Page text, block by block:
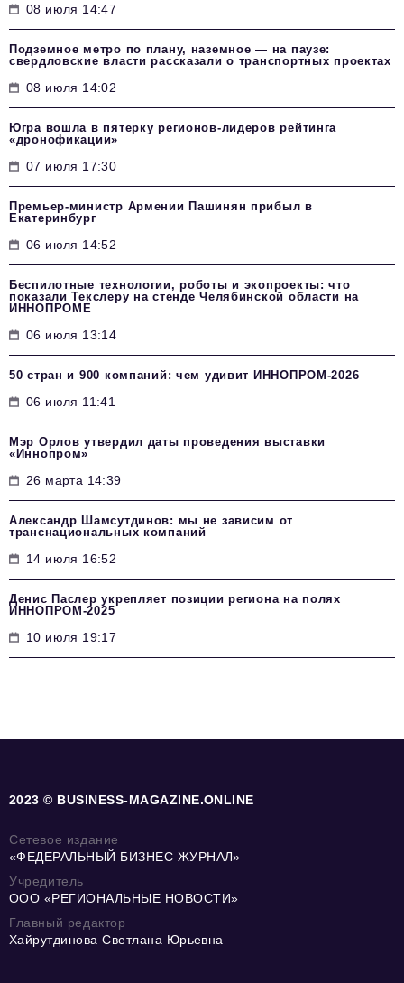
08 июля 14:47
Подземное метро по плану, наземное — на паузе:
свердловские власти рассказали о транспортных проектах
08 июля 14:02
Югра вошла в пятерку регионов-лидеров рейтинга
«дронофикации»
07 июля 17:30
Премьер-министр Армении Пашинян прибыл в
Екатеринбург
06 июля 14:52
Беспилотные технологии, роботы и экопроекты: что
показали Текслеру на стенде Челябинской области на
ИННОПРОМЕ
06 июля 13:14
50 стран и 900 компаний: чем удивит ИННОПРОМ‑2026
06 июля 11:41
Мэр Орлов утвердил даты проведения выставки
«Иннопром»
26 марта 14:39
Александр Шамсутдинов: мы не зависим от
транснациональных компаний
14 июля 16:52
Денис Паслер укрепляет позиции региона на полях
ИННОПРОМ-2025
10 июля 19:17
2023 © BUSINESS-MAGAZINE.ONLINE
Сетевое издание
«ФЕДЕРАЛЬНЫЙ БИЗНЕС ЖУРНАЛ»
Учредитель
ООО «РЕГИОНАЛЬНЫЕ НОВОСТИ»
Главный редактор
Хайрутдинова Светлана Юрьевна